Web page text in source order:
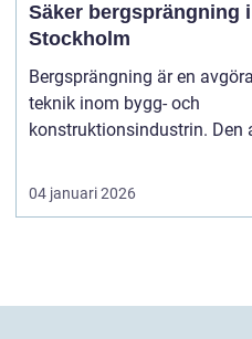
Säker bergsprängning i
Stockholm
Bergsprängning är en
teknik inom bygg- och
konstruktionsindustrin. Den
04 januari 2026